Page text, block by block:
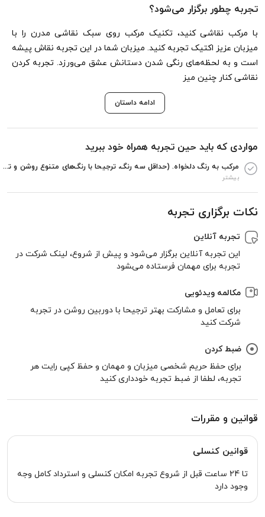
تجربه چطور برگزار می‌شود؟
با مرکب نقاشی کنید، تکنیک مرکب روی سبک نقاشی مدرن را با
میزبان عزیز اکتیک تجربه کنید. میزبان شما در این تجربه نقاش پیشه
است و به لحظه‌های رنگی شدن دستانش عشق می‌ورزد. تجربه کردن
نقاشی کنار چنین میز
ادامه داستان
مواردی که باید حین تجربه همراه خود ببرید
مرکب به رنگ دلخواه. (حداقل سه رنگ، ترجیحا با رنگ‌های متنوع روشن و تیره) رنگ‌های پیشنهادی: قرمز، زرد، آبی تلق به اندازه a3 و یا شیشه لباس کار و زیراندازی که امکان ریختن رنگ روی آن باشد مقوای گلاسه ابعاد دلخواه 10 عدد
بیشتر
نکات برگزاری تجربه
تجربه آنلاین
این تجربه آنلاین برگزار می‌شود و پیش از شروع، لینک شرکت در
تجربه برای مهمان فرستاده می‌‍شود
مکالمه ویدئویی
برای تعامل و مشارکت بهتر ترجیحا با دوربین روشن در تجربه
شرکت کنید
ضبط کردن
برای حفظ حریم شخصی میزبان و مهمان و حفظ کپی رایت هر
تجربه، لطفا از ضبط تجربه خودداری کنید
قوانین و مقررات
قوانین کنسلی
تا 24 ساعت قبل از شروع تجربه امکان کنسلی و استرداد کامل وجه
وجود دارد